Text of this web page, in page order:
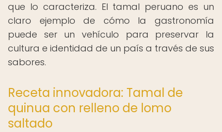
que lo caracteriza. El tamal peruano es un
claro ejemplo de cómo la gastronomía
puede ser un vehículo para preservar la
cultura e identidad de un país a través de sus
sabores.
Receta innovadora: Tamal de
quinua con relleno de lomo
saltado